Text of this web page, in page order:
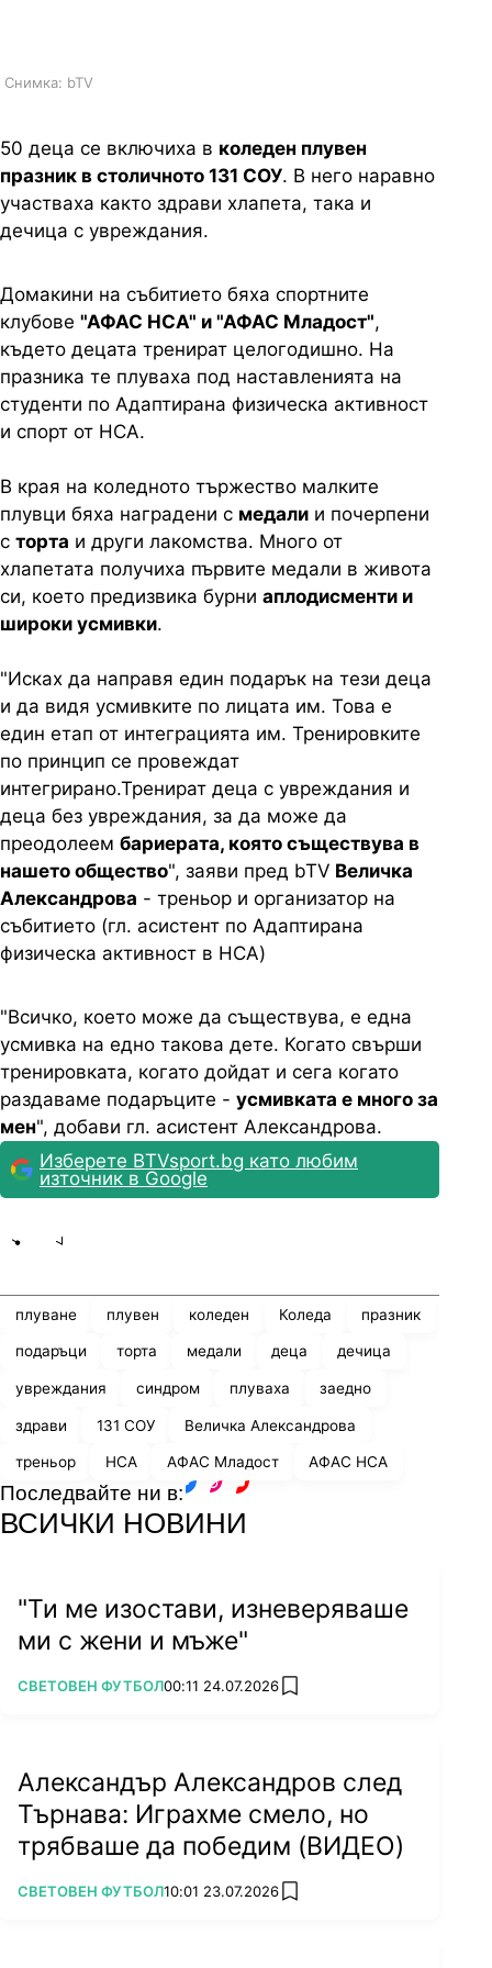
Снимка: bTV
50 деца се включиха в коледен плувен
празник в столичното 131 СОУ. В него наравно
участваха както здрави хлапета, така и
дечица с увреждания.
Домакини на събитието бяха спортните
клубове "АФАС НСА" и "АФАС Младост",
където децата тренират целогодишно. На
празника те плуваха под наставленията на
студенти по Адаптирана физическа активност
и спорт от НСА.
В края на коледното тържество малките
плувци бяха наградени с медали и почерпени
с торта и други лакомства. Много от
хлапетата получиха първите медали в живота
си, което предизвика бурни аплодисменти и
широки усмивки.
"Исках да направя един подарък на тези деца
и да видя усмивките по лицата им. Това е
един етап от интеграцията им. Тренировките
по принцип се провеждат
интегрирано.Тренират деца с увреждания и
деца без увреждания, за да може да
преодолеем бариерата, която съществува в
нашето общество", заяви пред bTV Величка
Александрова - треньор и организатор на
събитието (гл. асистент по Адаптирана
физическа активност в НСА)
"Всичко, което може да съществува, е една
усмивка на едно такова дете. Когато свърши
тренировката, когато дойдат и сега когато
раздаваме подаръците - усмивката е много за
мен", добави гл. асистент Александрова.
Изберете BTVsport.bg като любим
източник в Google
плуване плувен коледен Коледа празник
подаръци торта медали деца дечица
увреждания синдром плуваха заедно
здрави 131 СОУ Величка Александрова
треньор НСА АФАС Младост АФАС НСА
Последвайте ни в:
ВСИЧКИ НОВИНИ
"Ти ме изостави, изневеряваше
ми с жени и мъже"
ПОВЕЧЕ ОТ
СВЕТОВЕН ФУТБОЛ00:11 24.07.2026 add favorites
Александър Александров след
Търнава: Играхме смело, но
трябваше да победим (ВИДЕО)
ПОВЕЧЕ ОТ
СВЕТОВЕН ФУТБОЛ10:01 23.07.2026 add favorites